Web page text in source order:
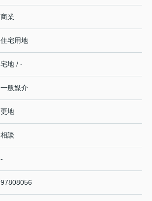
商業
住宅用地
宅地 / -
一般媒介
更地
相談
-
97808056